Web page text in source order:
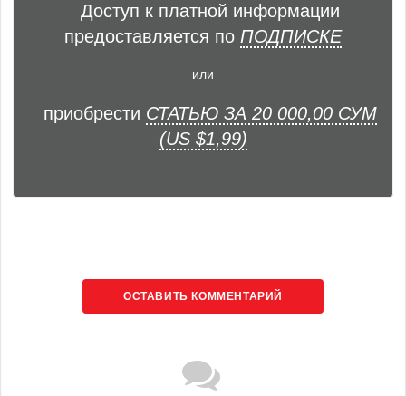
Доступ к платной информации
предоставляется по ПОДПИСКЕ
или
приобрести СТАТЬЮ ЗА 20 000,00 СУМ
(US $1,99)
ОСТАВИТЬ КОММЕНТАРИЙ